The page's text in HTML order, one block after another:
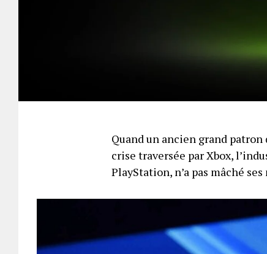
Quand un ancien grand
crise traversée par Xbox,
PlayStation, n’a pas mâché